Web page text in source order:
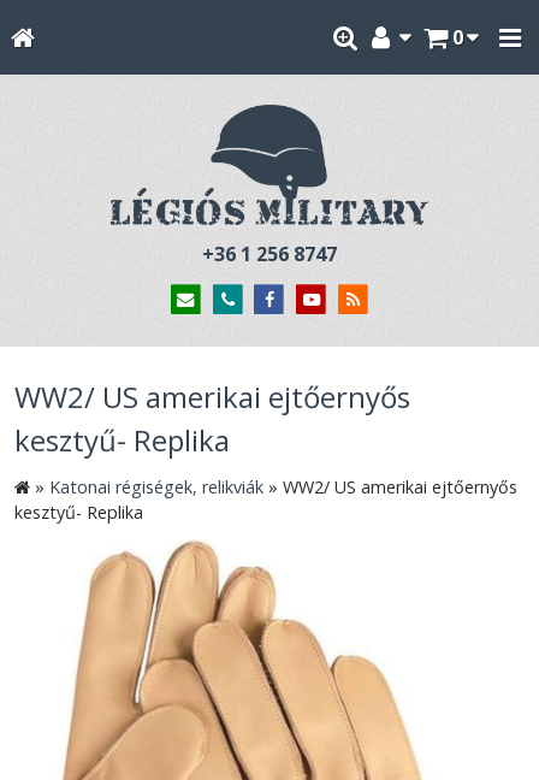
0
+36 1 256 8747
WW2/ US amerikai ejtőernyős
kesztyű- Replika
» Katonai régiségek, relikviák » WW2/ US amerikai ejtőernyős
kesztyű- Replika